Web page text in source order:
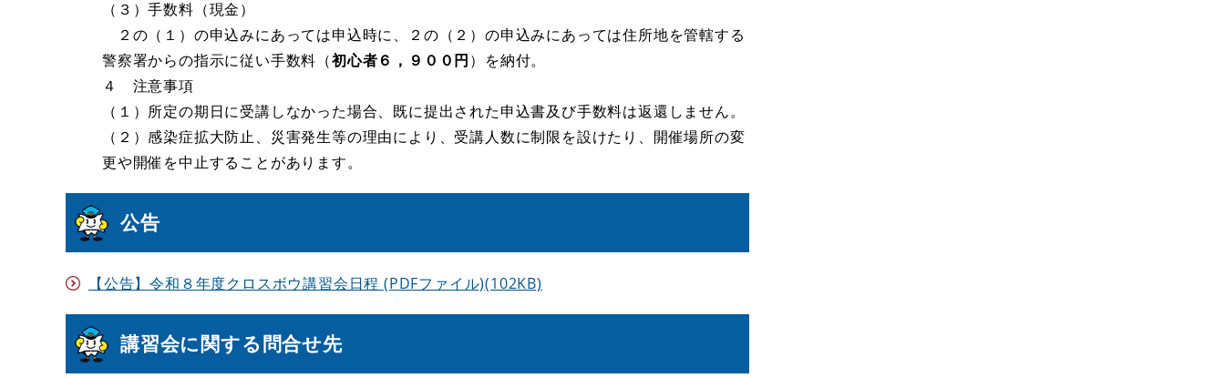
（３）手数料（現金）
２の（１）の申込みにあっては申込時に、２の（２）の申込みにあっては住所地を管轄する
警察署からの指示に従い手数料（初心者６，９００円）を納付。
４ 注意事項
（１）所定の期日に受講しなかった場合、既に提出された申込書及び手数料は返還しません。
（２）感染症拡大防止、災害発生等の理由により、受講人数に制限を設けたり、開催場所の変
更や開催を中止することがあります。
公告
【公告】令和８年度クロスボウ講習会日程 (PDFファイル)(102KB)
講習会に関する問合せ先